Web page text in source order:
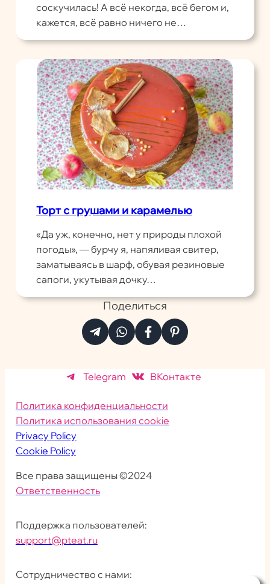
соскучилась! А всё некогда, всё бегом и,
кажется, всё равно ничего не…
Торт с грушами и карамелью
«Да уж, конечно, нет у природы плохой
погоды», — бурчу я, напяливая свитер,
заматываясь в шарф, обувая резиновые
сапоги, укутывая дочку…
Поделиться
Telegram ВКонтакте
Политика конфиденциальности
Политика использования cookie
Privacy Policy
Cookie Policy
Все права защищены ©2024
Ответственность
Поддержка пользователей:
support@pteat.ru
Сотрудничество с нами: